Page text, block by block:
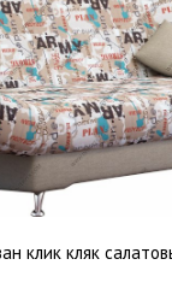
клик кляк